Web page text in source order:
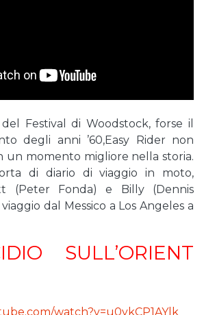
del Festival di Woodstock, forse il
degli anni ’60,Easy Rider non
un momento migliore nella storia.
di diario di viaggio in moto,
(Peter Fonda) e Billy (Dennis
dal Messico a Los Angeles a
SULL’ORIENT
watch?v=u0ykCP1AYlk